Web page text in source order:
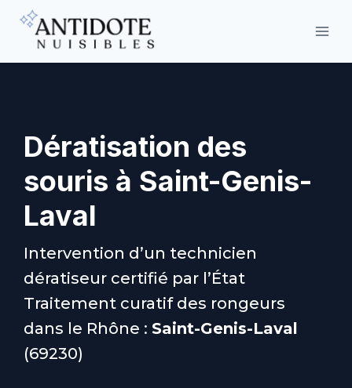
Aller
contenu
Dératisation des
souris à Saint-Genis-
Laval
Intervention d’un technicien
dératiseur certifié par l’État
Traitement curatif des rongeurs
dans le Rhône : Saint-Genis-Laval
(69230)